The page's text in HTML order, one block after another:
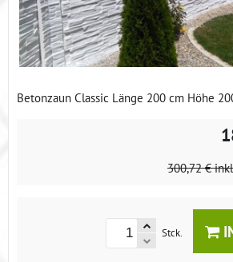
Betonzaun Classic Länge 200 cm Höhe
300,72 €
Stck.